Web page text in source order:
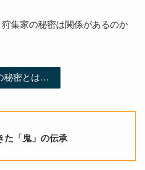
集家の秘密は関係があるのか
秘密とは…
た「鬼」の伝承